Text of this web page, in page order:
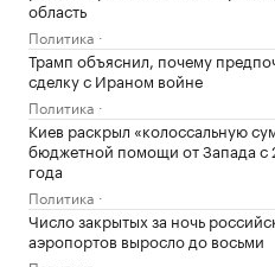
область
Политика
Трамп объяснил, почему
сделку с Ираном войне
Политика
Киев раскрыл «колоссальную
бюджетной помощи от Запада с
года
Политика
Число закрытых за ночь
аэропортов выросло до восьми